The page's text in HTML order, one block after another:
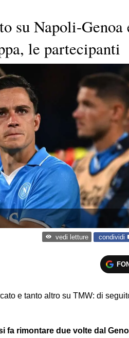
su Napoli-Genoa
le partecipanti
vedi letture condividi
e tanto altro su TMW: di
fa rimontare due volte dal